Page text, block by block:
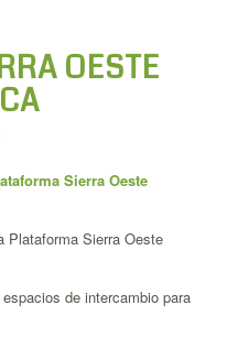
OESTE
Sierra Oeste
Plataforma Sierra Oeste
de intercambio para